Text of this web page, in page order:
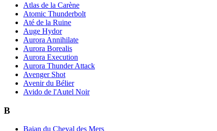
Atlas de la Carène
Atomic Thunderbolt
Até de la Ruine
Auge Hydor
Aurora Annihilate
Aurora Borealis
Aurora Execution
Aurora Thunder Attack
Avenger Shot
Avenir du Bélier
Avido de l'Autel Noir
B
Baian du Cheval des Mers